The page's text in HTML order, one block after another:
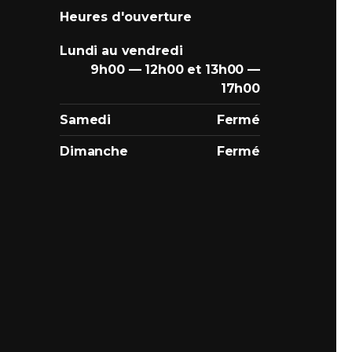
Heures d'ouverture
Lundi au vendredi
9h00 — 12h00 et 13h00 —
17h00
Samedi Fermé
Dimanche Fermé